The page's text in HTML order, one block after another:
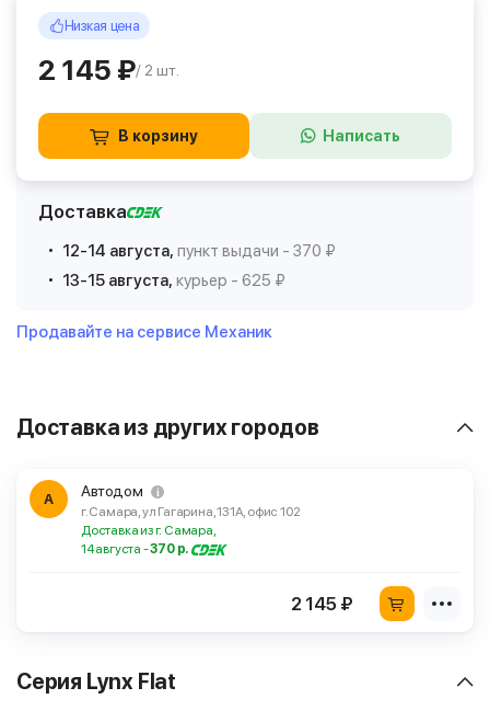
Низкая цена
2 145 ₽/ 2 шт.
В корзину Написать
Доставка
12-14 августа, пункт выдачи - 370 ₽
13-15 августа, курьер - 625 ₽
Продавайте на сервисе Механик
Доставка из других городов
А Автодом
г. Самара, ул Гагарина, 131А, офис 102
Доставка из г. Самара,
14 августа -370 р.
2 145 ₽
Серия Lynx Flat